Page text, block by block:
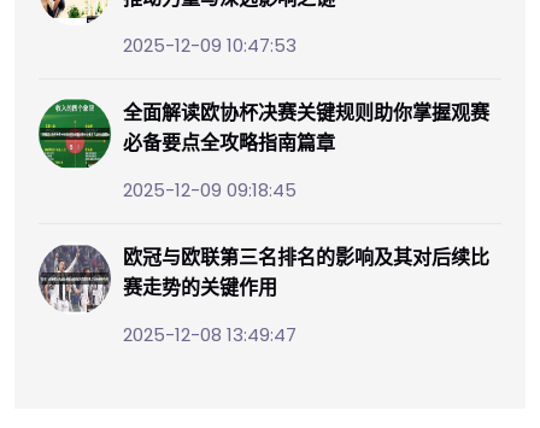
2025-12-09 10:47:53
全面解读欧协杯决赛关键规则助你掌握观赛
必备要点全攻略指南篇章
2025-12-09 09:18:45
欧冠与欧联第三名排名的影响及其对后续比
赛走势的关键作用
2025-12-08 13:49:47